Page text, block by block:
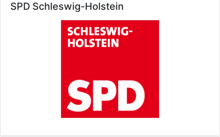
SPD Schleswig-Holstein